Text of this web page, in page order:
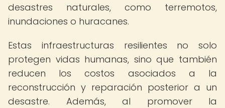
desastres naturales, como terremotos,
inundaciones o huracanes.
Estas infraestructuras resilientes no solo
protegen vidas humanas, sino que también
reducen los costos asociados a la
reconstrucción y reparación posterior a un
desastre. Además, al promover la